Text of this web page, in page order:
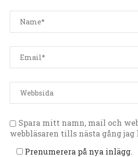
Spara mitt namn, mail och
webbläsaren tills nästa gång jag
Prenumerera på nya inlägg.